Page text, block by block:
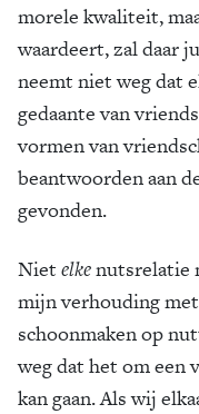
morele kwaliteit,
waardeert, zal daar
neemt niet weg dat
gedaante van
vormen van
beantwoorden aan
gevonden.
Niet elkenutsrelatie
mijn verhouding
schoonmaken op
weg dat het om een
kan gaan. Als wij